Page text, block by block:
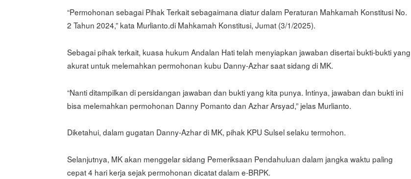
“Permohonan sebagai Pihak Terkait sebagaimana diatur dalam Peraturan Mahkamah Konstitusi No.
2 Tahun 2024,” kata Murlianto.di Mahkamah Konstitusi, Jumat (3/1/2025).
Sebagai pihak terkait, kuasa hukum Andalan Hati telah menyiapkan jawaban disertai bukti-bukti yang
akurat untuk melemahkan permohonan kubu Danny-Azhar saat sidang di MK.
“Nanti ditampilkan di persidangan jawaban dan bukti yang kita punya. Intinya, jawaban dan bukti ini
bisa melemahkan permohonan Danny Pomanto dan Azhar Arsyad,” jelas Murlianto.
Diketahui, dalam gugatan Danny-Azhar di MK, pihak KPU Sulsel selaku termohon.
Selanjutnya, MK akan menggelar sidang Pemeriksaan Pendahuluan dalam jangka waktu paling
cepat 4 hari kerja sejak permohonan dicatat dalam e-BRPK.